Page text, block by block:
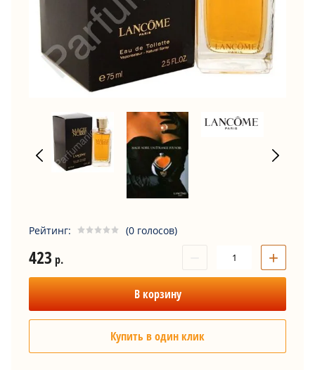
Рейтинг: (0 голосов)
423 р. +
В корзину
Купить в один клик